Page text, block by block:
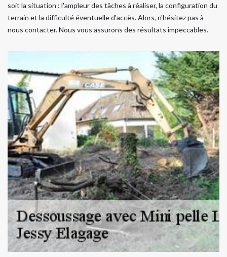
soit la situation : l'ampleur des tâches à réaliser, la configuration du
terrain et la difficulté éventuelle d'accès. Alors, n'hésitez pas à
nous contacter. Nous vous assurons des résultats impeccables.